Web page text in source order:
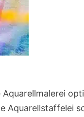
Aquarellstaffelei